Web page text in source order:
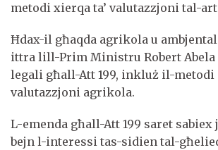
metodi xierqa ta’ valutazzjoni tal-
Ħdax-il għaqda agrikola u
ittra lill-Prim Ministru Robert
legali għall-Att 199, inkluż il-
valutazzjoni agrikola.
L-emenda għall-Att 199 saret
bejn l-interessi tas-sidien tal-